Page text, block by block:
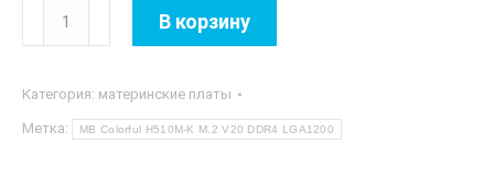
Количество
товара
Colorful
H510M-
В корзину
Категория: материнские платы
Метка: MB Colorful H510M-K M.2 V20 DDR4 LGA1200